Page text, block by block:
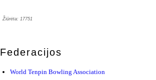
Žiūrėta: 17751
Federacijos
World Tenpin Bowling Association